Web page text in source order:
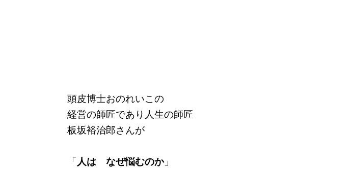
頭皮博士おのれいこの
経営の師匠であり人生の師匠
板坂裕治郎さんが
「人は なぜ悩むのか」